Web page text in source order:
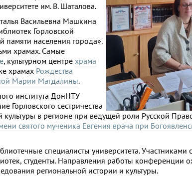
им. В. Шаталова.
Васильевна Машкина
Горловской
памяти населения города».
храмах. Самые
, культурном центре храма
храмах Рождества
Марии Магдалины.
института ДонНТУ
Горловского сестричества
в регионе при ведущей роли Русской
святого мученика Евгения врача при
специалисты университета.
студенты. Направления работы конференции
региональной истории и культуры.